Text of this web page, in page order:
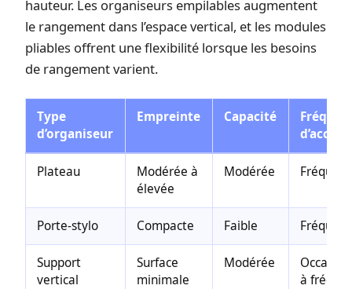
hauteur. Les organiseurs empilables augmentent
le rangement dans l’espace vertical, et les modules
pliables offrent une flexibilité lorsque les besoins
de rangement varient.
Type
d’organiseur
Empreinte Capacité
d’accès
Plateau
Modérée à
élevée
Modérée
Porte-stylo Compacte Faible
Support
vertical
Surface
minimale
Modérée
à